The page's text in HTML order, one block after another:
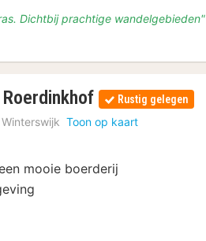
Dichtbij prachtige wandelgebieden"
1
nacht
vanaf
94
Rustig gelegen
Winterswijk Toon op kaart
mooie boerderij